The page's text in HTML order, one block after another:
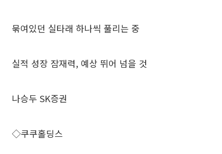
묶여있던 실타래 하나씩 풀리는 중
실적 성장 잠재력, 예상 뛰어 넘을 것
나승두 SK증권
◇쿠쿠홀딩스